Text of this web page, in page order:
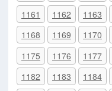
1161
1162 1163
1168
1169 1170
1175
1176 1177
1182
1183 1184